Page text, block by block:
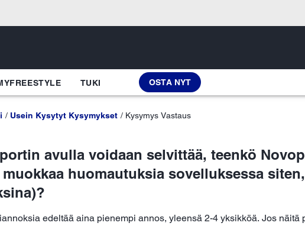
TUKI OSTA NYT
Usein Kysytyt Kysymykset Kysymys Vastaus
avulla voidaan selvittää, teenkö
huomautuksia sovelluksessa
edeltää aina pienempi annos, yleensä 2-4 yksikköä. Jos